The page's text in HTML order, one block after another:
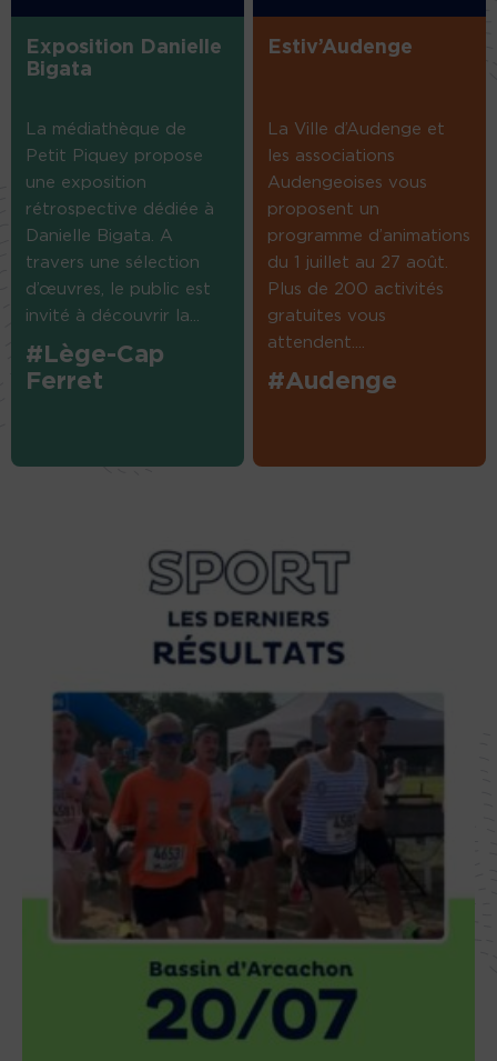
Exposition Danielle
Bigata
La médiathèque de
Petit Piquey propose
une exposition
rétrospective dédiée à
Danielle Bigata. A
travers une sélection
d’œuvres, le public est
invité à découvrir la...
#Lège-Cap
Ferret
Estiv’Audenge
La Ville d’Audenge et
les associations
Audengeoises vous
proposent un
programme d’animations
du 1 juillet au 27 août.
Plus de 200 activités
gratuites vous
attendent....
#Audenge